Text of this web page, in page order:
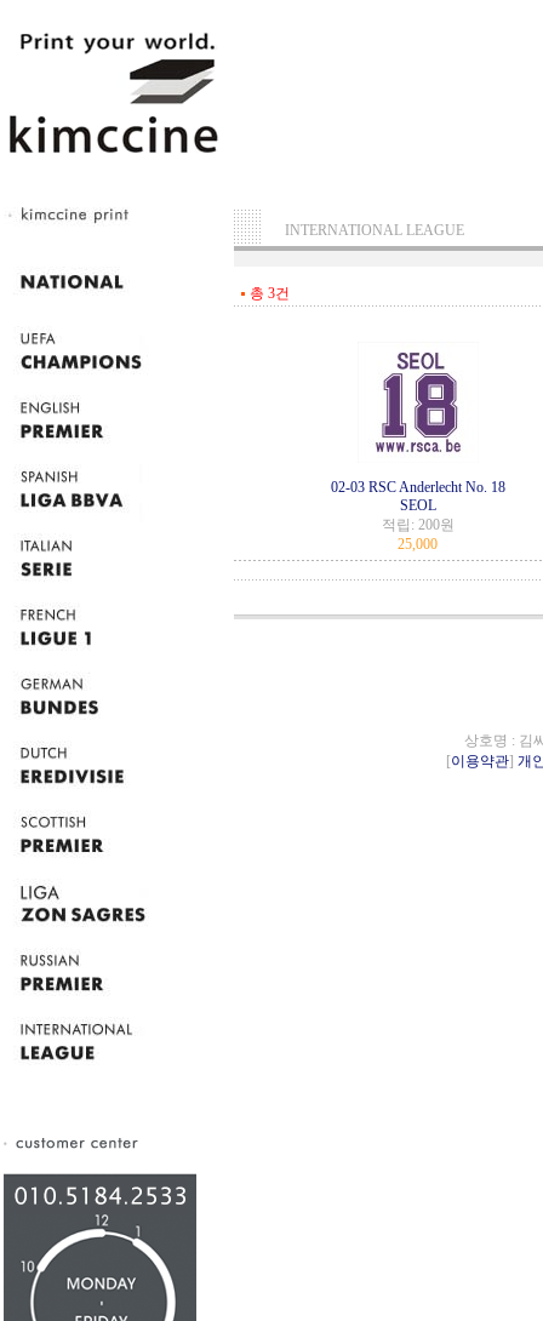
INTERNATIONAL LEAGUE
총 3건
02-03 RSC Anderlecht No. 18
SEOL
적립: 200원
25,000
상호명 : 김
[이용약관] 개